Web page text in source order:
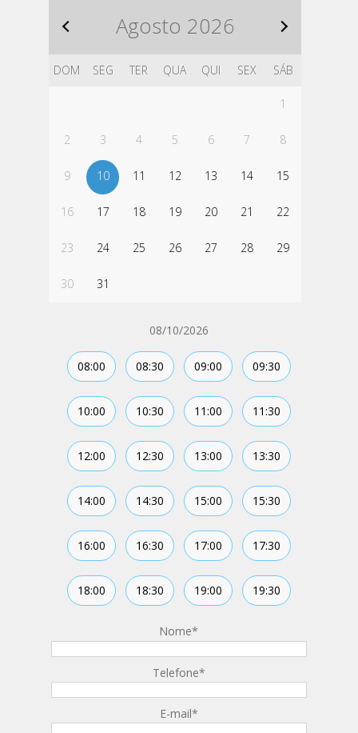
Agosto 2026
DOM SEG TER QUA QUI SEX SÁB
1
2 3 4 5 6 7 8
9 10 11 12 13 14 15
16 17 18 19 20 21 22
23 24 25 26 27 28 29
30 31
08/10/2026
08:00 08:30 09:00 09:30
10:00 10:30 11:00 11:30
12:00 12:30 13:00 13:30
14:00 14:30 15:00 15:30
16:00 16:30 17:00 17:30
18:00 18:30 19:00 19:30
Nome*
Telefone*
E-mail*